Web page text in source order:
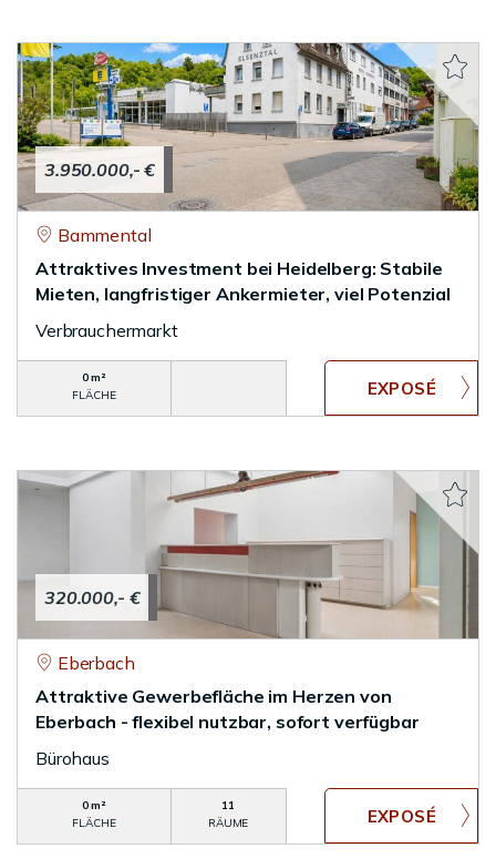
3.950.000,- €
Bammental
Attraktives Investment bei Heidelberg: Stabile
Mieten, langfristiger Ankermieter, viel Potenzial
Verbrauchermarkt
0 m²
FLÄCHE
320.000,- €
Eberbach
Attraktive Gewerbefläche im Herzen von
Eberbach - flexibel nutzbar, sofort verfügbar
Bürohaus
0 m²
FLÄCHE
11
RÄUME